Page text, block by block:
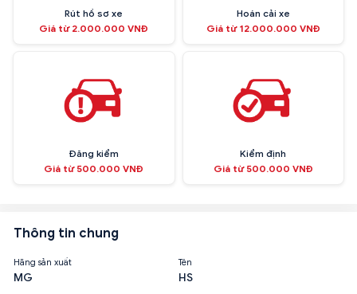
Rút hồ sơ xe
Giá từ 2.000.000 VNĐ
Hoán cải xe
Giá từ 12.000.000 VNĐ
Đăng kiểm
Giá từ 500.000 VNĐ
Kiểm định
Giá từ 500.000 VNĐ
Thông tin chung
Hãng sản xuất
MG
Tên
HS